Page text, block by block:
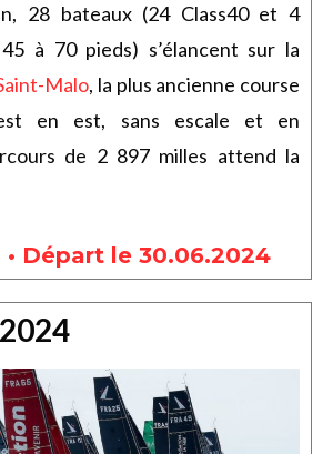
28 bateaux (24 Class40 et 4
à 70 pieds) s’élancent sur la
Malo, la plus ancienne course
en est, sans escale et en
de 2 897 milles attend la
Départ le 30.06.2024